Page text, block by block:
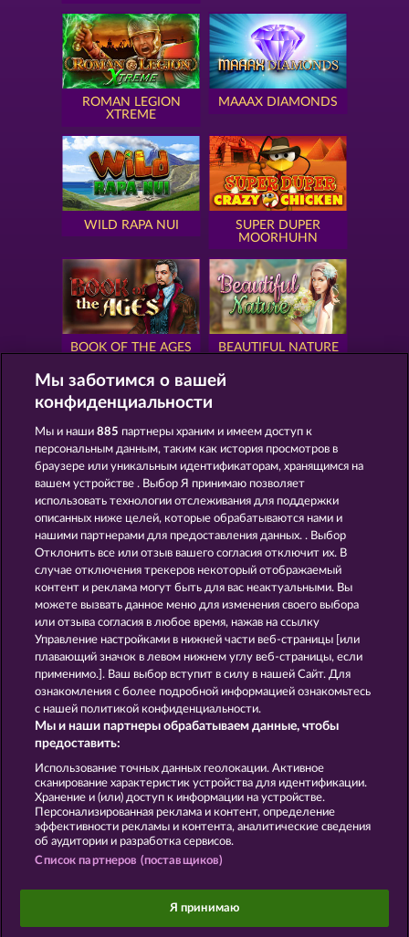
ROMAN LEGION
XTREME
MAAAX DIAMONDS
WILD RAPA NUI
SUPER DUPER
MOORHUHN
BOOK OF THE AGES BEAUTIFUL NATURE
SIMPLY THE BEST ROYAL SEVEN
GOLDEN EI OF
MOORHUHN
FOREVER
DIAMONDS
Показать все игры
Правила КОНФИДЕНЦИАЛЬНОСТЬ
О компании Компания
Отправить Запрос об Отказе
Данный портал предназначен исключительно
для развлекательных целей и абсолютно не
Мы заботимся о вашей
конфиденциальности
Мы и наши885 партнеры храним и имеем доступ к
персональным данным, таким как история просмотров в
браузере или уникальным идентификаторам, хранящимся на
вашем устройстве . Выбор Я принимаю позволяет
использовать технологии отслеживания для поддержки
описанных ниже целей, которые обрабатываются нами и
нашими партнерами для предоставления данных. . Выбор
Отклонить все или отзыв вашего согласия отключит их. В
случае отключения трекеров некоторый отображаемый
контент и реклама могут быть для вас неактуальными. Вы
можете вызвать данное меню для изменения своего выбора
или отзыва согласия в любое время, нажав на ссылку
Управление настройками в нижней части веб-страницы [или
плавающий значок в левом нижнем углу веб-страницы, если
применимо.]. Ваш выбор вступит в силу в нашей Сайт. Для
ознакомления с более подробной информацией ознакомьтесь
с нашей политикой конфиденциальности.
Мы и наши партнеры обрабатываем данные, чтобы
предоставить:
Использование точных данных геолокации. Активное
сканирование характеристик устройства для идентификации.
Хранение и (или) доступ к информации на устройстве.
Персонализированная реклама и контент, определение
эффективности рекламы и контента, аналитические сведения
об аудитории и разработка сервисов.
Список партнеров (поставщиков)
Я принимаю